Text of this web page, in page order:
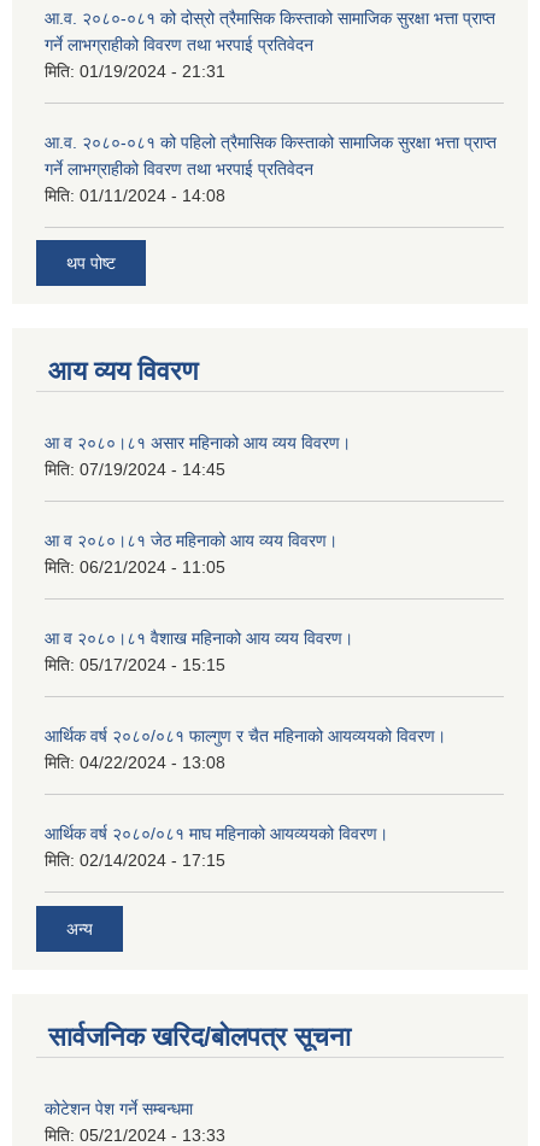
आ.व. २०८०-०८१ को दोस्रो त्रैमासिक किस्ताको सामाजिक सुरक्षा भत्ता प्राप्त
गर्ने लाभग्राहीको विवरण तथा भरपाई प्रतिवेदन
मिति: 01/19/2024 - 21:31
आ.व. २०८०-०८१ को पहिलो त्रैमासिक किस्ताको सामाजिक सुरक्षा भत्ता प्राप्त
गर्ने लाभग्राहीको विवरण तथा भरपाई प्रतिवेदन
मिति: 01/11/2024 - 14:08
थप पोष्ट
आय व्यय विवरण
आ व २०८०।८१ असार महिनाको आय व्यय विवरण।
मिति: 07/19/2024 - 14:45
आ व २०८०।८१ जेठ महिनाको आय व्यय विवरण।
मिति: 06/21/2024 - 11:05
आ व २०८०।८१ वैशाख महिनाको आय व्यय विवरण।
मिति: 05/17/2024 - 15:15
आर्थिक वर्ष २०८०/०८१ फाल्गुण र चैत महिनाको आयव्ययको विवरण।
मिति: 04/22/2024 - 13:08
आर्थिक वर्ष २०८०/०८१ माघ महिनाको आयव्ययको विवरण।
मिति: 02/14/2024 - 17:15
अन्य
सार्वजनिक खरिद/बोलपत्र सूचना
कोटेशन पेश गर्ने सम्बन्धमा
मिति: 05/21/2024 - 13:33